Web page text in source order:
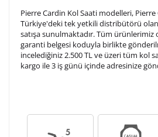
Kişiselleştirilmiş ürünlerin teslim
sebebi ile 1-2 iş günü
tamamlandıktan sonra siparişiniz
Kişiselleştirilmiş
iade
Pierre Cardin Kol Saati modelleri, Pierre
Türkiye'deki tek yetkili distribütörü
satışa sunulmaktadır. Tüm
garanti belgesi koduyla birlikte
incelediğiniz 2.500 TL ve üzeri tüm kol
kargo ile 3 iş günü içinde adresinize